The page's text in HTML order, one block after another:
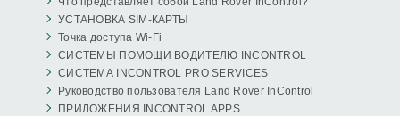
УСТАНОВКА SIM-КАРТЫ
Точка доступа Wi-Fi
СИСТЕМЫ ПОМОЩИ ВОДИТЕЛЮ INCONTROL
СИСТЕМА INCONTROL PRO SERVICES
Руководство пользователя Land Rover InControl
ПРИЛОЖЕНИЯ INCONTROL APPS